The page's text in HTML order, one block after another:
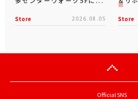
Store 2026.08.05 Store
Official SNS